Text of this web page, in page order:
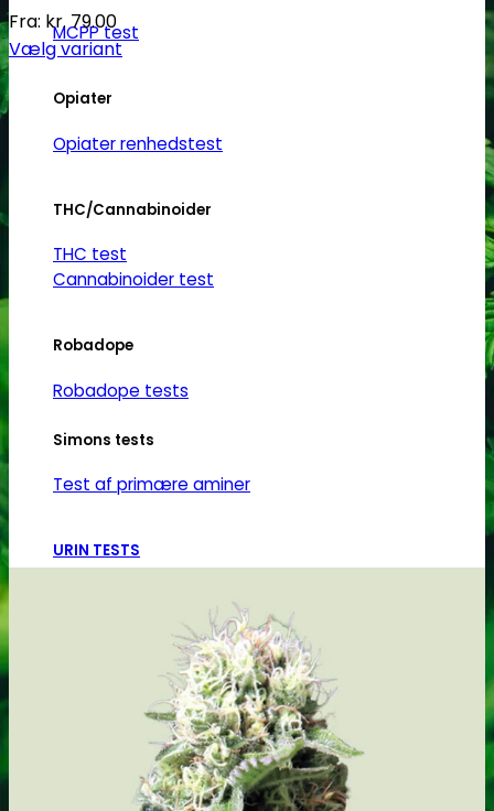
MCPP test
Opiater
Opiater renhedstest
THC/Cannabinoider
THC test
Cannabinoider test
Robadope
Robadope tests
Simons tests
Test af primære aminer
URIN TESTS
Multi urin test - 10 stoffer
THC urin test - 25ng/ml
THC urin test - 50ng/ml
Fra: kr.79.00
Vælg variant
Dette
vare
Mulighederne
vælges
på